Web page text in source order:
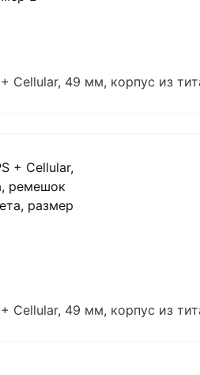
Cellular, 49 мм, корпус из
Cellular, 49 мм, корпус из